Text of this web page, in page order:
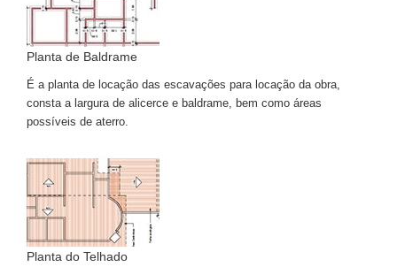
Planta de Baldrame
É a planta de locação das escavações para locação da obra,
consta a largura de alicerce e baldrame, bem como áreas
possíveis de aterro.
Planta do Telhado